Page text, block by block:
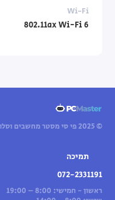
Wi-Fi
802.11ax Wi-Fi 6
© 2025 פי סי מסטר מחשבים וסלולר. כל הזכויות שמורות.
תמיכה
072-2331191
ראשון - חמישי: 8:00 – 19:00